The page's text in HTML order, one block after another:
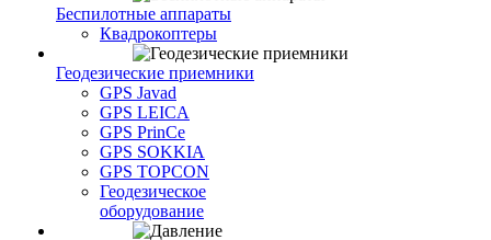
Беспилотные аппараты
Квадрокоптеры
Геодезические приемники
GPS Javad
GPS LEICA
GPS PrinCe
GPS SOKKIA
GPS TOPCON
Геодезическое
оборудование